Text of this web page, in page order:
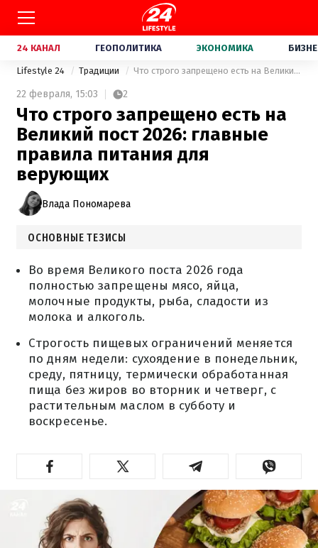
24 КАНАЛ ГЕОПОЛИТИКА ЭКОНОМИКА
Lifestyle 24 Традиции Что строго запрещено есть на Великий пост 2026: главные правила питания для верующих
22 февраля, 15:03 2
Что строго запрещено есть на
Великий пост 2026: главные
правила питания для
верующих
Влада Пономарева
ОСНОВНЫЕ ТЕЗИСЫ
Во время Великого поста 2026 года
полностью запрещены мясо, яйца,
молочные продукты, рыба, сладости из
молока и алкоголь.
Строгость пищевых ограничений меняется
по дням недели: сухоядение в понедельник,
среду, пятницу, термически обработанная
пища без жиров во вторник и четверг, с
растительным маслом в субботу и
воскресенье.